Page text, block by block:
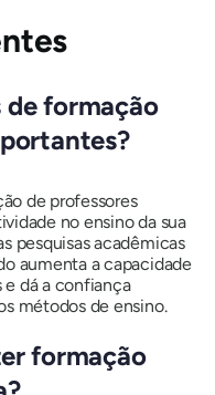
de formação
de professores
no ensino da sua
pesquisas acadêmicas
aumenta a capacidade
dá a confiança
métodos de ensino.
formação